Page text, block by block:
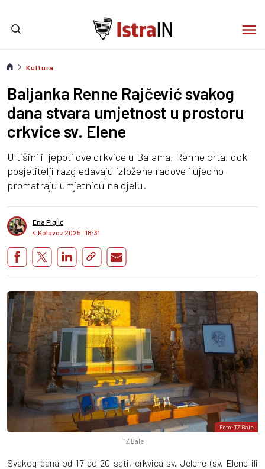
Kultura
Baljanka Renne Rajčević svakog
dana stvara umjetnost u prostoru
crkvice sv. Elene
U tišini i ljepoti ove crkvice u Balama, Renne crta, dok
posjetitelji razgledavaju izložene radove i ujedno
promatraju umjetnicu na djelu.
Ena Piglić
4 Kolovoz 2025 I 18:31
Foto: TZ Bale
TZ Bale
Svakog dana od 17 do 20 sati, crkvica sv. Jelene (sv. Elene ili